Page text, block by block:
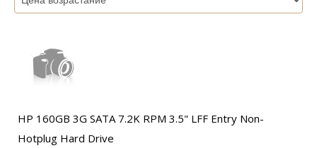
HP 160GB 3G SATA 7.2K RPM 3.5" LFF Entry Non-
Hotplug Hard Drive